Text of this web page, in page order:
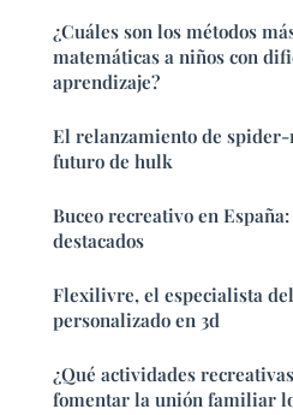
¿Cuáles son los métodos
matemáticas a niños con
aprendizaje?
El relanzamiento de spider-
futuro de hulk
Buceo recreativo en
destacados
Flexilivre, el especialista
personalizado en 3d
¿Qué actividades
fomentar la unión familiar